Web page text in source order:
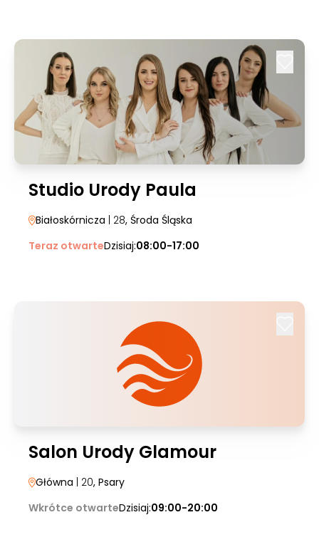
Studio Urody Paula
Białoskórnicza | 28, Środa Śląska
Teraz otwarteDzisiaj:08:00-17:00
Salon Urody Glamour
Główna | 20, Psary
Wkrótce otwarteDzisiaj:09:00-20:00